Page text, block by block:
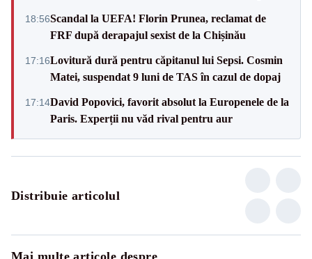
18:56Scandal la UEFA! Florin Prunea, reclamat de
FRF după derapajul sexist de la Chișinău
17:16Lovitură dură pentru căpitanul lui Sepsi. Cosmin
Matei, suspendat 9 luni de TAS în cazul de dopaj
17:14David Popovici, favorit absolut la Europenele de la
Paris. Experții nu văd rival pentru aur
Distribuie articolul
Mai multe articole despre